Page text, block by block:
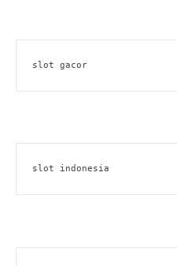
slot gacor
slot indonesia